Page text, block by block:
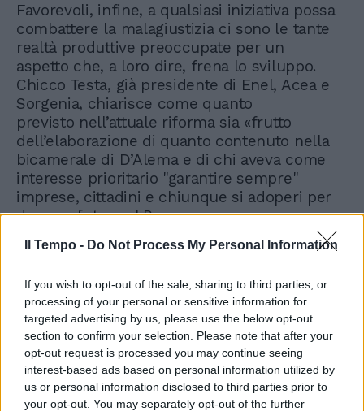
Il Tempo - Do Not Process My Personal Information
If you wish to opt-out of the sale, sharing to third parties, or
processing of your personal or sensitive information for
targeted advertising by us, please use the below opt-out
section to confirm your selection. Please note that after your
opt-out request is processed you may continue seeing
interest-based ads based on personal information utilized by
us or personal information disclosed to third parties prior to
your opt-out. You may separately opt-out of the further
Favorevoli, infine, a qualsiasi iniziativa possa
combattere la malagiustizia ci sono le tante
realtà produttive preoccupate per un
aspetto che, a loro dire, frena lo sviluppo.
Chicco Testa, già presidente di Enel, Acea e
Sorgenia, chiarisce come quanto
previsto nell’attuale riforma sia «frutto
dell’elaborazione di quanto contenuto nella
bicamerale di D’Alema e di chi aveva come
interesse prioritario "garantire sempre"
imprese, cittadini e chiunque si adoperi per
dare un futuro al Paese».